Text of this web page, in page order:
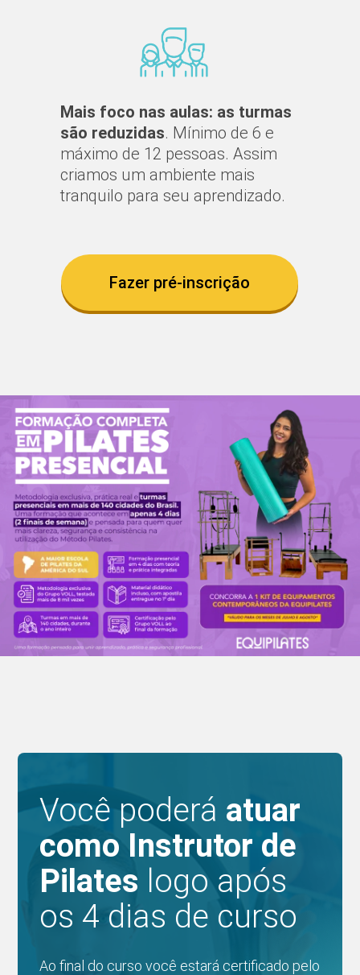
Mais foco nas aulas: as turmas
são reduzidas. Mínimo de 6 e
máximo de 12 pessoas. Assim
criamos um ambiente mais
tranquilo para seu aprendizado.
Fazer pré-inscrição
Você poderá atuar
como Instrutor de
Pilates logo após
os 4 dias de curso
Ao final do curso você estará certificado pelo